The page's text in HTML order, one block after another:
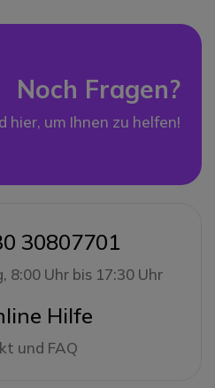
Noch Fragen?
hier, um Ihnen zu helfen!
30807701
8:00 Uhr bis 17:30 Uhr
Hilfe
und FAQ